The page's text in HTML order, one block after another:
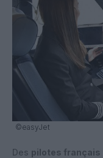
©easyJet
Des pilotes français